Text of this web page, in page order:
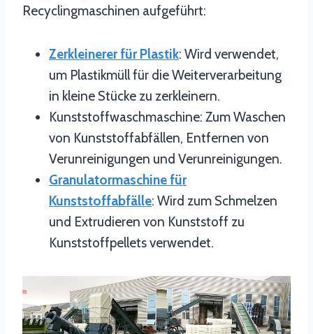
Recyclingmaschinen aufgeführt:
Zerkleinerer für Plastik: Wird verwendet,
um Plastikmüll für die Weiterverarbeitung
in kleine Stücke zu zerkleinern.
Kunststoffwaschmaschine: Zum Waschen
von Kunststoffabfällen, Entfernen von
Verunreinigungen und Verunreinigungen.
Granulatormaschine für
Kunststoffabfälle: Wird zum Schmelzen
und Extrudieren von Kunststoff zu
Kunststoffpellets verwendet.